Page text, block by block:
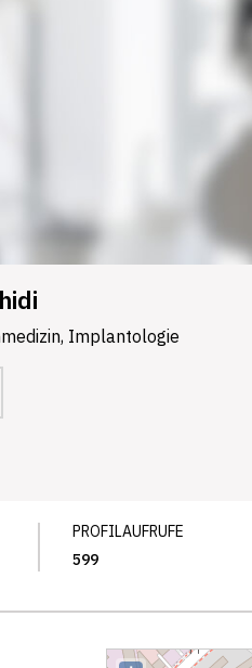
Implantologie
PROFILAUFRUFE
599